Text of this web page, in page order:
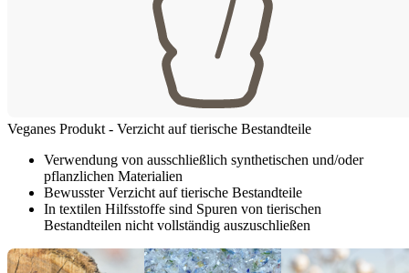
Veganes Produkt - Verzicht auf tierische Bestandteile
Verwendung von ausschließlich synthetischen und/oder
pflanzlichen Materialien
Bewusster Verzicht auf tierische Bestandteile
In textilen Hilfsstoffe sind Spuren von tierischen
Bestandteilen nicht vollständig auszuschließen